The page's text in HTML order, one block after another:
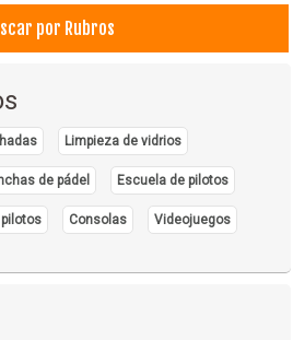
por Rubros
Limpieza de vidrios
de pádel Escuela de pilotos
Consolas Videojuegos